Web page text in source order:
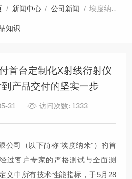
/ 新闻中心 /公司新闻 / 埃度纳米成功交付首台定制化X射线衍射仪产品 ——从研发到产品交付的坚实一步
知识
首台定制化X射线衍射仪
产品交付的坚实一步
05-31 访问次数: 1333
公司（以下简称“埃度纳米”） 的首
过客户专家的严格测试与全面测
义中 所有技术性能指标，于5月28